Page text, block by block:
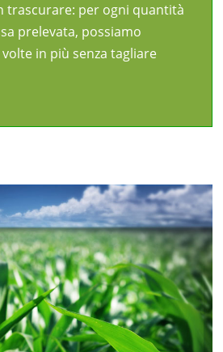
trascurare: per ogni quantità
prelevata, possiamo
in più senza tagliare